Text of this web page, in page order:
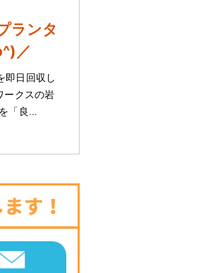
ランタ
／
即日回収し
ークスの岩
「良…